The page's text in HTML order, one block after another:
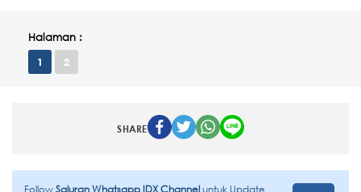
Halaman :
1 2
SHARE
FollowSaluran Whatsapp IDX Channeluntuk Update